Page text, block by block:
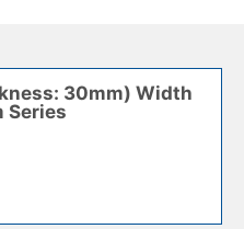
30mm) Width
Series